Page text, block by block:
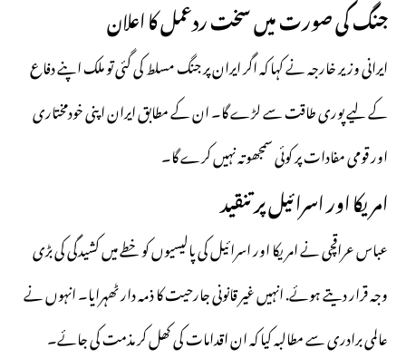
جنگ کی صورت میں سخت ردعمل کا اعلان
ایرانی وزیر خارجہ نے کہا کہ اگر ایران پر جنگ مسلط کی گئی تو ملک اپنے دفاع
کے لیے پوری طاقت سے لڑے گا۔ ان کے مطابق ایران اپنی خودمختاری
اور قومی مفادات پر کوئی سمجھوتہ نہیں کرے گا۔
امریکا اور اسرائیل پر تنقید
عباس عراقچی نے امریکا اور اسرائیل کی پالیسیوں کو خطے میں کشیدگی کی بڑی
وجہ قرار دیتے ہوئے. انہیں غیر قانونی جارحیت کا ذمہ دار ٹھہرایا۔ انہوں نے
عالمی برادری سے مطالبہ کیا کہ ان اقدامات کی کھل کر مذمت کی جائے۔